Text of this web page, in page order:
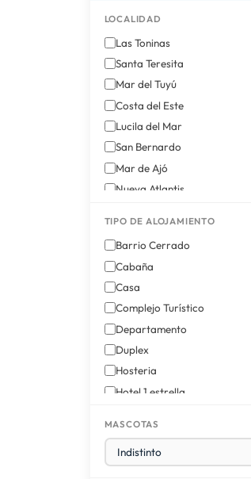
LOCALIDAD
Las Toninas
Santa Teresita
Mar del Tuyú
Costa del Este
Lucila del Mar
San Bernardo
Mar de Ajó
Nueva Atlantis
TIPO DE ALOJAMIENTO
Barrio Cerrado
Cabaña
Casa
Complejo Turístico
Departamento
Duplex
Hosteria
Hotel 1 estrella
Triplex
MASCOTAS